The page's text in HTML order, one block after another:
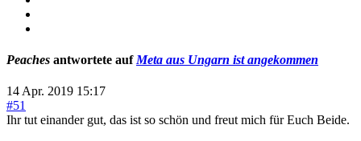
Peaches antwortete auf Meta aus Ungarn ist angekommen
14 Apr. 2019 15:17
#51
Ihr tut einander gut, das ist so schön und freut mich für Euch Beide.